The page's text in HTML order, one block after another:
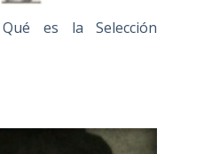
es la Selección